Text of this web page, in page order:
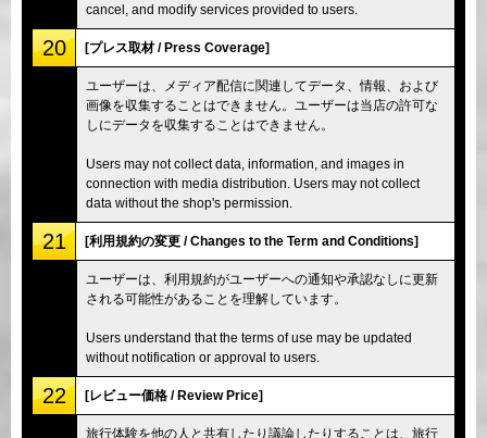
cancel, and modify services provided to users.
20 [プレス取材 / Press Coverage]
ユーザーは、メディア配信に関連してデータ、情報、および
画像を収集することはできません。ユーザーは当店の許可な
しにデータを収集することはできません。
Users may not collect data, information, and images in
connection with media distribution. Users may not collect
data without the shop's permission.
21 [利用規約の変更 / Changes to the Term and Conditions]
ユーザーは、利用規約がユーザーへの通知や承認なしに更新
される可能性があることを理解しています。
Users understand that the terms of use may be updated
without notification or approval to users.
22 [レビュー価格 / Review Price]
旅行体験を他の人と共有したり議論したりすることは、旅行